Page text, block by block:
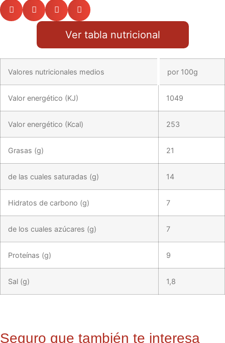
Ver tabla nutricional
Valores nutricionales medios por 100g
Valor energético (KJ) 1049
Valor energético (Kcal) 253
Grasas (g) 21
de las cuales saturadas (g) 14
Hidratos de carbono (g) 7
de los cuales azúcares (g) 7
Proteínas (g) 9
Sal (g) 1,8
Seguro que también te interesa